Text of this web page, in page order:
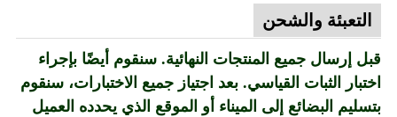
التعبئة والشحن
قبل إرسال جميع المنتجات النهائية. سنقوم أيضًا بإجراء
اختبار الثبات القياسي. بعد اجتياز جميع الاختبارات، سنقوم
بتسليم البضائع إلى الميناء أو الموقع الذي يحدده العميل